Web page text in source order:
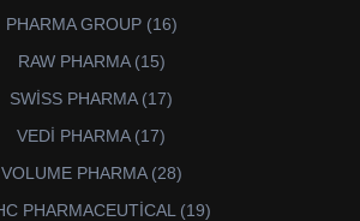
PHARMA GROUP 1616
RAW PHARMA 1515
SWİSS PHARMA 1717
VEDİ PHARMA 1717
VOLUME PHARMA 2828
PHARMACEUTİCAL 1919